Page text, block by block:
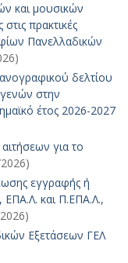
και μουσικών
πρακτικές
Πανελλαδικών
δελτίου
στην
έτος 2026-2027
για το
εγγραφής ή
ΕΠΑ.Λ. και Π.ΕΠΑ.Λ.,
Εξετάσεων ΓΕΛ